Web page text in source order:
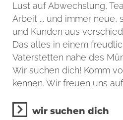
Lust auf Abwechslung,
Arbeit ... und immer neue,
und Kunden aus
Das alles in einem
Vaterstetten nahe des
Wir suchen dich! Komm
kennen. Wir freuen uns
wir suchen dich